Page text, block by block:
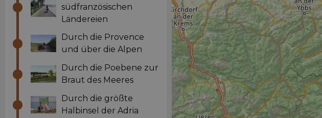
südfranzösischen
Ländereien
Durch die Provence
und über die Alpen
Durch die Poebene zur
Braut des Meeres
Durch die größte
Halbinsel der Adria